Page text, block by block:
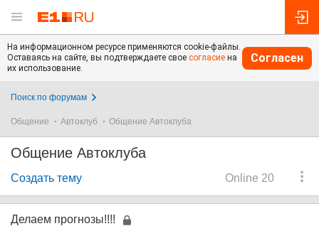
На информационном ресурсе применяются cookie-файлы.
Оставаясь на сайте, вы подтверждаете свое согласие на
их использование.
Согласен
Поиск по форумам
Общение Автоклуб Общение Автоклуба
Общение Автоклуба
Online 20
Создать тему
Делаем прогнозы!!!!